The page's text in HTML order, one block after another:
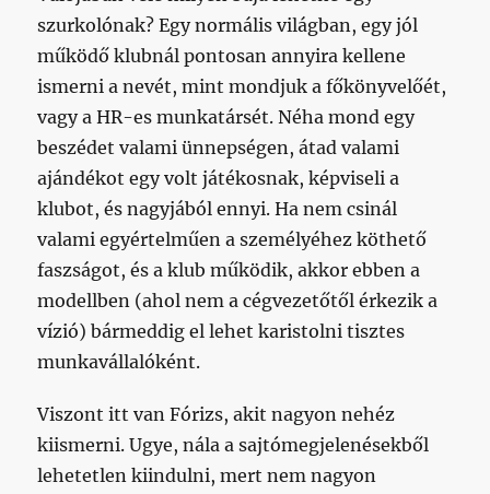
szurkolónak? Egy normális világban, egy jól
működő klubnál pontosan annyira kellene
ismerni a nevét, mint mondjuk a főkönyvelőét,
vagy a HR-es munkatársét. Néha mond egy
beszédet valami ünnepségen, átad valami
ajándékot egy volt játékosnak, képviseli a
klubot, és nagyjából ennyi. Ha nem csinál
valami egyértelműen a személyéhez köthető
faszságot, és a klub működik, akkor ebben a
modellben (ahol nem a cégvezetőtől érkezik a
vízió) bármeddig el lehet karistolni tisztes
munkavállalóként.
Viszont itt van Fórizs, akit nagyon nehéz
kiismerni. Ugye, nála a sajtómegjelenésekből
lehetetlen kiindulni, mert nem nagyon